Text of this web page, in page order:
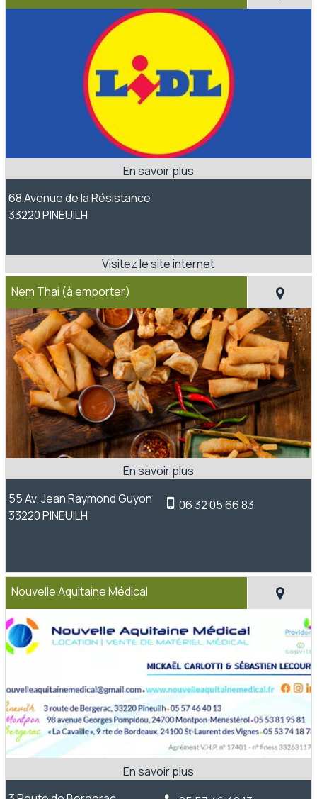
68 Avenue de la Résistance
33220 PINEUILH
Nem Thai (à emporter)
55 Av. Jean Raymond Guyon
33220 PINEUILH
06 32 05 66 83
Nouvelle Aquitaine Médical